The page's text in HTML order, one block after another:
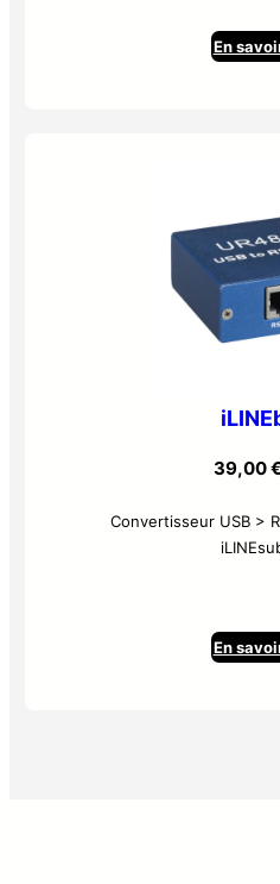
En
39,00
Convertisseur USB >
En